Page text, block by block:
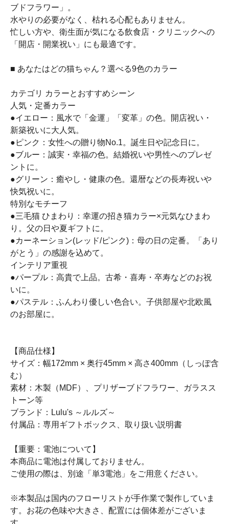
ブドフラワー」。
水やりの必要がなく、枯れる心配もありません。
忙しい方や、衛生面が気になる飲食店・クリニックへの
「開店・開業祝い」にも最適です。
■ あなたはどの猫ちゃん？選べる9色のカラー
カテゴリ カラーとおすすめシーン
人気・定番カラー
●イエロー：風水で「金運」「変革」の色。開店祝い・
新築祝いに大人気。
●ピンク：女性への贈り物No.1。誕生日や記念日に。
●ブルー：誠実・幸福の色。結婚祝いや男性へのプレゼ
ントに。
●グリーン：癒やし・健康の色。還暦などの長寿祝いや
快気祝いに。
特別なモチーフ
●三毛猫 ひまわり：幸運の招き猫カラー×元気なひまわ
り。父の日や夏ギフトに。
●カーネーション(レッド/ピンク)：母の日の定番。「あり
がとう」の感謝を込めて。
インテリア重視
●パープル：高貴で上品。古希・喜寿・卒寿などのお祝
いに。
●パステル：ふんわり優しい色合い。子供部屋や北欧風
のお部屋に。
【商品仕様】
サイズ：幅172mm × 奥行45mm × 高さ400mm（しっぽ含
む）
素材：木製（MDF）、プリザーブドフラワー、ガラスス
トーン等
ブランド：Lulu's ～ルルズ～
付属品：専用ギフトボックス、取り扱い説明書
【重要：電池について】
本商品に電池は付属しておりません。
ご使用の際は、別途「単3電池」をご用意ください。
※本製品は国内のフローリストが手作業で製作していま
す。お花の色味や大きさ、配置には個体差がございま